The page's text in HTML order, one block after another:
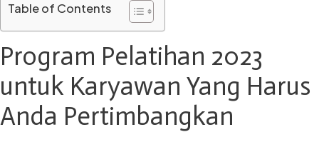
Table of Contents
Program Pelatihan 2023
untuk Karyawan Yang Harus
Anda Pertimbangkan